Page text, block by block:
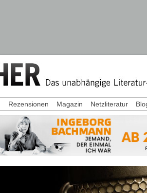
Rezensionen Magazin Netzliteratur